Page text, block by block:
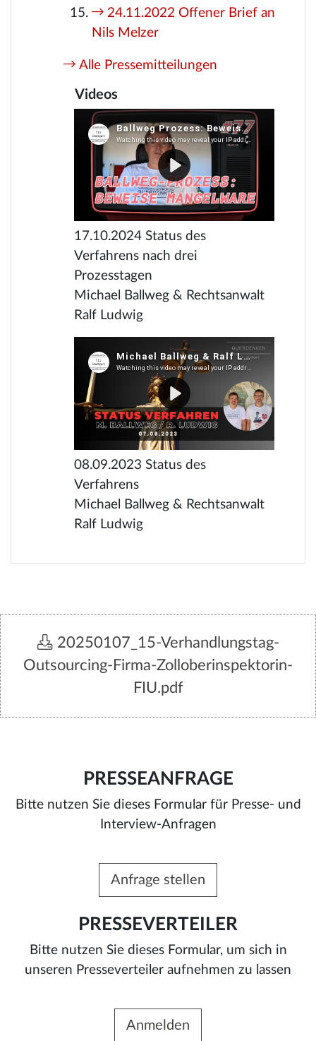
24.11.2022 Offener Brief an
Nils Melzer
Alle Pressemitteilungen
Videos
17.10.2024 Status des
Verfahrens nach drei
Prozesstagen
Michael Ballweg & Rechtsanwalt
Ralf Ludwig
08.09.2023 Status des
Verfahrens
Michael Ballweg & Rechtsanwalt
Ralf Ludwig
20250107_15-Verhandlungstag-
Outsourcing-Firma-Zolloberinspektorin-
FIU.pdf
PRESSEANFRAGE
Bitte nutzen Sie dieses Formular für Presse- und
Interview-Anfragen
Anfrage stellen
PRESSEVERTEILER
Bitte nutzen Sie dieses Formular, um sich in
unseren Presseverteiler aufnehmen zu lassen
Anmelden